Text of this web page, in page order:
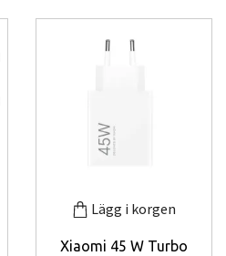
Lägg i korgen
Xiaomi 45 W Turbo